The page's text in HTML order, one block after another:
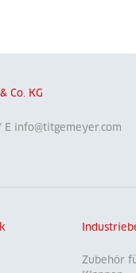
Co. KG
info@titgemeyer.com
Zubehör